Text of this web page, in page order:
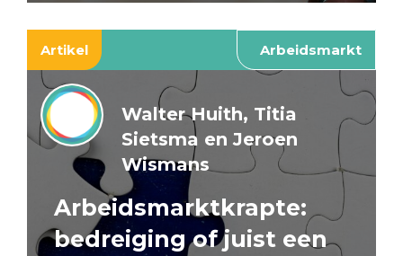
Artikel Arbeidsmarkt
Walter Huith, Titia
Sietsma en Jeroen
Wismans
Arbeidsmarktkrapte:
bedreiging of juist een